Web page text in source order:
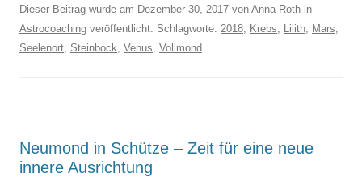
Dieser Beitrag wurde am Dezember 30, 2017 von Anna Roth in
Astrocoaching veröffentlicht. Schlagworte: 2018, Krebs, Lilith, Mars,
Seelenort, Steinbock, Venus, Vollmond.
Neumond in Schütze – Zeit für eine neue
innere Ausrichtung